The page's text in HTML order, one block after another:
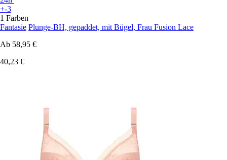
+-3
1 Farben
Fantasie Plunge-BH, gepaddet, mit Bügel, Frau Fusion Lace
Ab 58,95 €
40,23 €